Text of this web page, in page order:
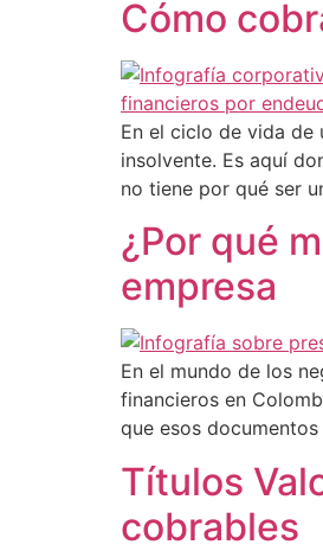
Cómo
En el ciclo de vida de
insolvente. Es aquí
no tiene por qué ser
¿Por qué
empresa
En el mundo de los
financieros en
que esos
Títulos
cobrables